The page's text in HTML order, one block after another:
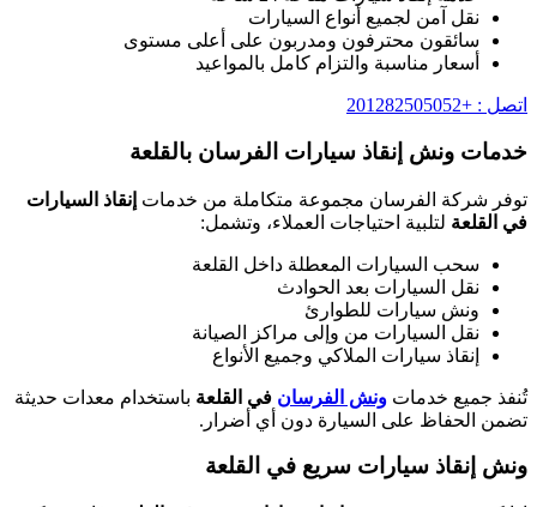
نقل آمن لجميع أنواع السيارات
سائقون محترفون ومدربون على أعلى مستوى
أسعار مناسبة والتزام كامل بالمواعيد
اتصل : +201282505052
خدمات ونش إنقاذ سيارات الفرسان بالقلعة
توفر شركة الفرسان مجموعة متكاملة من خدمات إنقاذ السيارات
في القلعة لتلبية احتياجات العملاء، وتشمل:
سحب السيارات المعطلة داخل القلعة
نقل السيارات بعد الحوادث
ونش سيارات للطوارئ
نقل السيارات من وإلى مراكز الصيانة
إنقاذ سيارات الملاكي وجميع الأنواع
تُنفذ جميع خدمات ونش الفرسان في القلعة باستخدام معدات حديثة
تضمن الحفاظ على السيارة دون أي أضرار.
ونش إنقاذ سيارات سريع في القلعة